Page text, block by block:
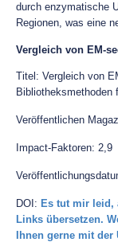
durch enzymatische
Regionen, was eine
Vergleich von EM-
Titel: Vergleich von
Bibliotheksmethoden
Veröffentlichen
Impact-Faktoren: 2,9
DOI: Es tut mir leid,
Links übersetzen.
Ihnen gerne mit der